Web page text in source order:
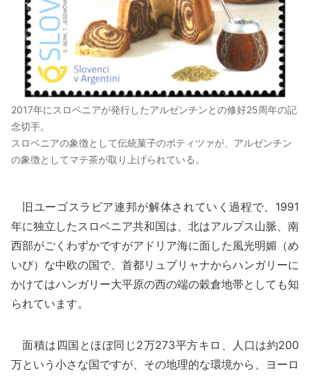
2017年にスロベニアが発行したアルゼンチンとの修好25周年の記
念切手。
スロベニアの象徴として伝統菓子のポティツァが、アルゼンチン
の象徴としてマテ茶が取り上げられている。
旧ユーゴスラビア連邦が解体されていく過程で、1991
年に独立したスロベニア共和国は、北はアルプス山脈、南
西部がごくわずかですがアドリア海に面した風光明媚（め
いび）な中欧の国で、首都リュブリャナからハンガリーに
かけてはハンガリー大平原の西の端の穀倉地帯としても知
られています。
面積は四国とほぼ同じ2万273平方キロ、人口は約200
万という小さな国ですが、その地理的な環境から、ヨーロ